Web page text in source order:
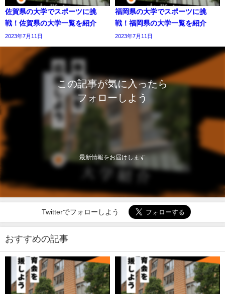
佐賀県の大学でスポーツに挑
戦！佐賀県の大学一覧を紹介
2023年7月11日
福岡県の大学でスポーツに挑
戦！福岡県の大学一覧を紹介
2023年7月11日
この記事が気に入ったら
フォローしよう
最新情報をお届けします
Twitterでフォローしよう
おすすめの記事